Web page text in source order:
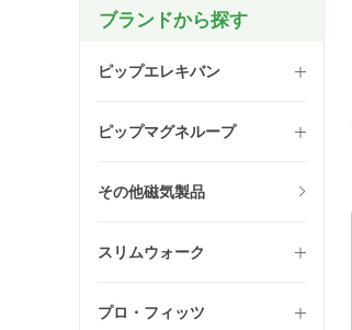
ブランドから探す
ピップエレキバン
ピップマグネループ
その他磁気製品
スリムウォーク
プロ・フィッツ